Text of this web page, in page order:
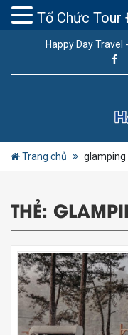
Happy Day
Trang chủ glamping
THẺ:
Tổ Chức Tour